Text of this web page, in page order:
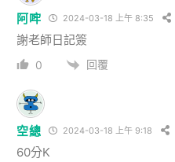
阿哰 2024-03-18 上午 8:35
謝老師日記簽
0 回覆
空總 2024-03-18 上午 9:18
60分K